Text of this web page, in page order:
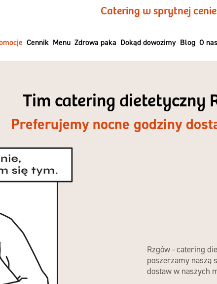
Catering w sprytnej cenie
Cennik Menu Zdrowa paka Dokąd dowozimy Blog O nas
Tim catering dietetyczny
Preferujemy nocne godziny
Rzgów - catering
poszerzamy naszą
dostaw w naszych